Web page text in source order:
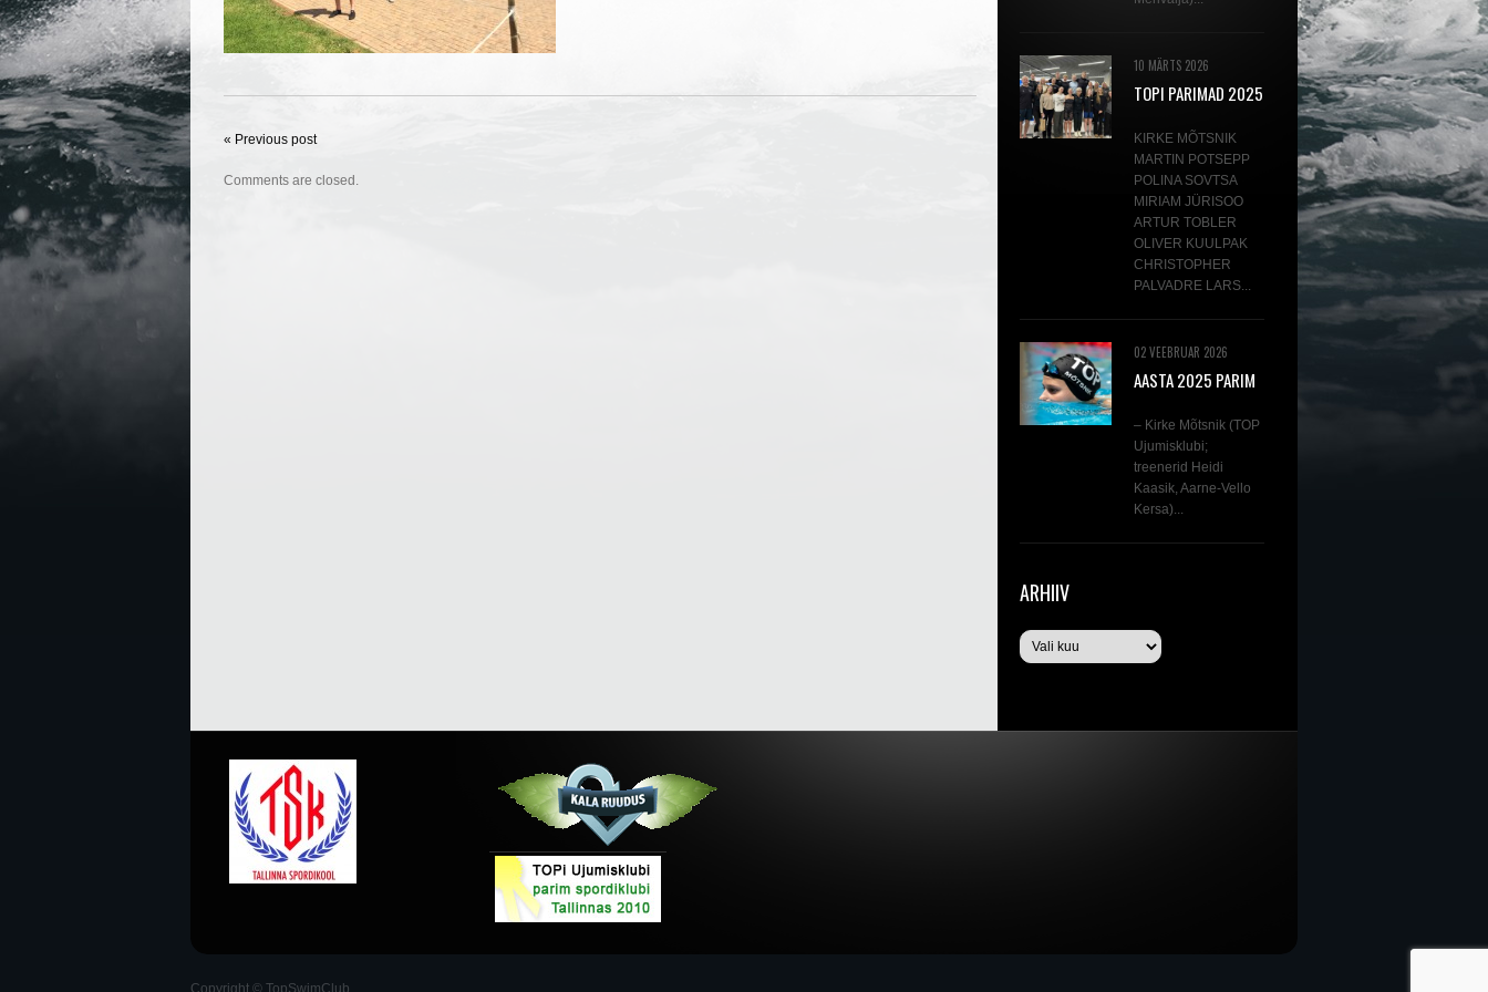
« Previous post
Comments are closed.
10 MÄRTS 2026
TOPI PARIMAD 2025
KIRKE MÕTSNIK
MARTIN POTSEPP
POLINA SOVTSA
MIRIAM JÜRISOO
ARTUR TOBLER
OLIVER KUULPAK
CHRISTOPHER
PALVADRE LARS...
02 VEEBRUAR 2026
AASTA 2025 PARIM
MÕTSNIK
– Kirke Mõtsnik (TOP
Ujumisklubi;
treenerid Heidi
Kaasik, Aarne-Vello
Kersa)...
ARHIIV
Arhiiv
Copyright © TopSwimClub